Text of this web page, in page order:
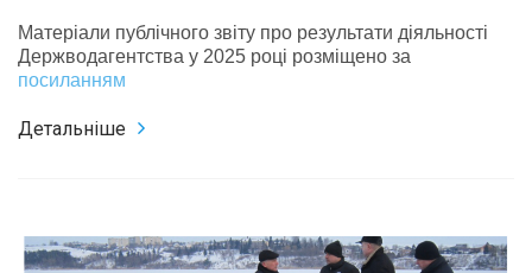
Матеріали публічного звіту про результати діяльності
Держводагентства у 2025 році розміщено за
посиланням
Детальніше